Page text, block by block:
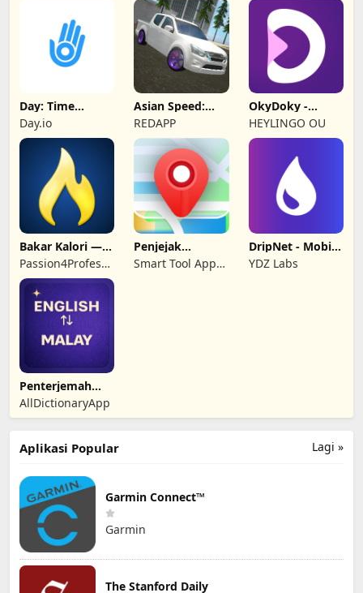
Day: Time
Tracker & Shifts
Day.io
Asian Speed:
Multiplayer City
REDAPP
OkyDoky -
Kursus Bahasa
HEYLINGO OU
Bakar Kalori —
Turun Berat
Badan
Passion4Profession
Apps
Penjejak
Nombor Mudah
Alih
Smart Tool Apps
DripNet - Mobile
Data Saver
YDZ Labs
Penterjemah
Bahasa Melayu
AllDictionaryApp
Lagi »
Aplikasi Popular
Garmin Connect™
Garmin
The Stanford Daily